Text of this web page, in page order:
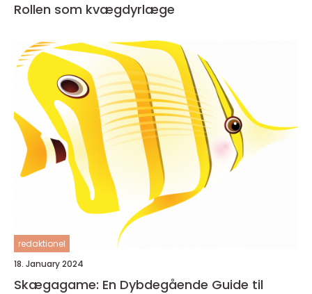
Rollen som kvægdyrlæge
redaktionel
18. January 2024
Skægagame: En Dybdegående Guide til